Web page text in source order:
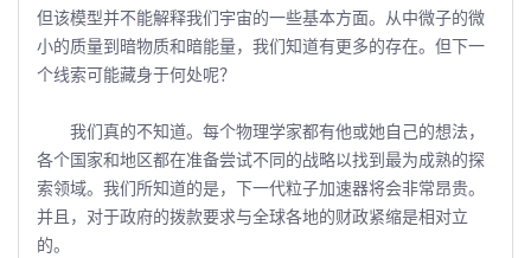
但该模型并不能解释我们宇宙的一些基本方面。从中微子的微
小的质量到暗物质和暗能量，我们知道有更多的存在。但下一
个线索可能藏身于何处呢？
我们真的不知道。每个物理学家都有他或她自己的想法，
各个国家和地区都在准备尝试不同的战略以找到最为成熟的探
索领域。我们所知道的是，下一代粒子加速器将会非常昂贵。
并且，对于政府的拨款要求与全球各地的财政紧缩是相对立
的。